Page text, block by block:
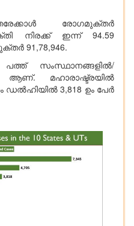
രോഗമുക്തര്‍
നിരക്ക് ഇന്ന് 94.59
91,78,946.
സംസ്ഥാനങ്ങളില്‍/
ആണ്. മഹാരാഷ്ട്രയില്‍
ഡല്‍ഹിയില്‍ 3,818 ഉം പേര്‍